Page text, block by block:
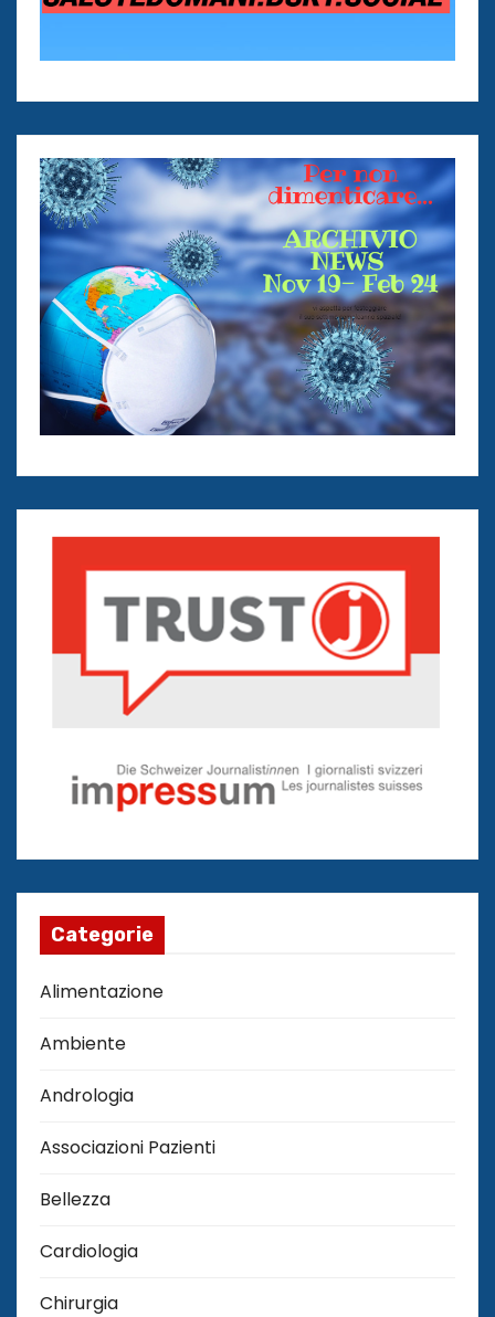
Categorie
Alimentazione
Ambiente
Andrologia
Associazioni Pazienti
Bellezza
Cardiologia
Chirurgia